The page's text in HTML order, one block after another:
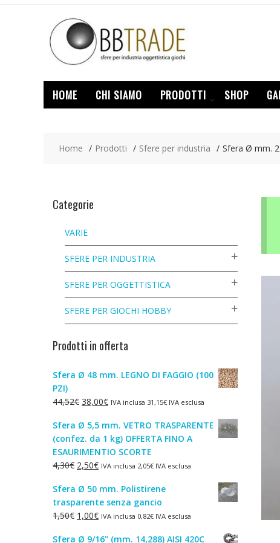
HOME CHI SIAMO PRODOTTI SHOP
Home Prodotti Sfere per industria Sfera Ø mm.
Categorie
VARIE
SFERE PER INDUSTRIA
SFERE PER OGGETTISTICA
SFERE PER GIOCHI HOBBY
Prodotti in offerta
Sfera Ø 48 mm. LEGNO DI FAGGIO (100
PZI)
44,52€ Il
originale
era:
44,52€.
38,00€Il
attuale
è:
38,00€.
IVA inclusa 31,15€ IVA esclusa
Sfera Ø 5,5 mm. VETRO TRASPARENTE
(confez. da 1 kg) OFFERTA FINO A
ESAURIMENTIO SCORTE
4,30€ Il
originale
era:
4,30€.
2,50€Il
attuale
è:
2,50€.
IVA inclusa 2,05€ IVA esclusa
Sfera Ø 50 mm. Polistirene
trasparente senza gancio
1,50€ Il1,00€IlIVA inclusa 0,82€ IVA esclusa
Sfera Ø 9/16" (mm. 14,288) AISI 420C